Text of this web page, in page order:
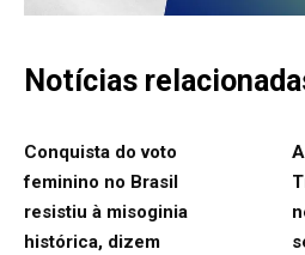
Notícias
Conquista do voto
feminino no Brasil
resistiu à misoginia
histórica, dizem